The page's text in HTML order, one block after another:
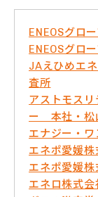
ENEOSグロ
ENEOSグロ
JAえひめエ
査所
アストモス
ー 本社・松
エナジー・
エネポ愛媛株
エネポ愛媛
エネロ株式会